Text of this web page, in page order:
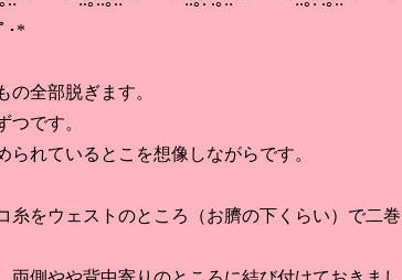
･*
全部脱ぎます。
です。
れているとこを想像しながらです。
をウェストのところ（お臍の下くらい）で二巻